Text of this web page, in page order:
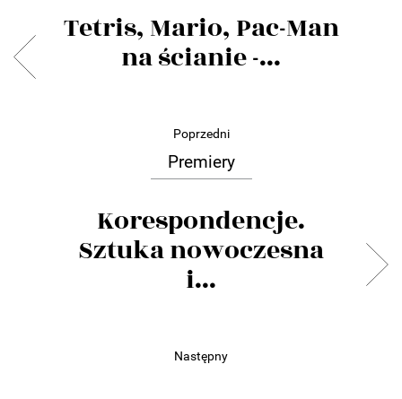
Tetris, Mario, Pac-Man
na ścianie -...
Poprzedni
Premiery
Korespondencje.
Sztuka nowoczesna
i...
Następny